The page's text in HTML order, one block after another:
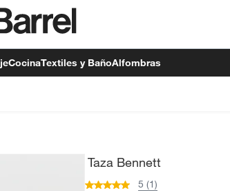
CocinaTextiles y BañoAlfombras
Taza Bennett
5 (1)